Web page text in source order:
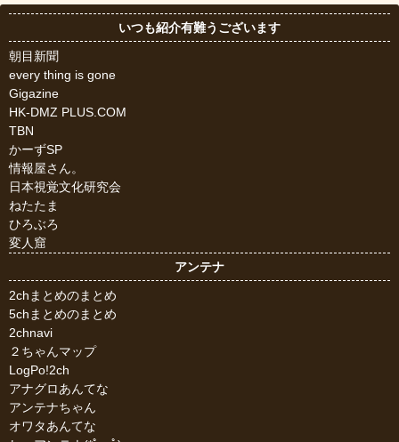
いつも紹介有難うございます
朝目新聞
every thing is gone
Gigazine
HK-DMZ PLUS.COM
TBN
かーずSP
情報屋さん。
日本視覚文化研究会
ねたたま
ひろぶろ
変人窟
アンテナ
2chまとめのまとめ
5chまとめのまとめ
2chnavi
２ちゃんマップ
LogPo!2ch
アナグロあんてな
アンテナちゃん
オワタあんてな